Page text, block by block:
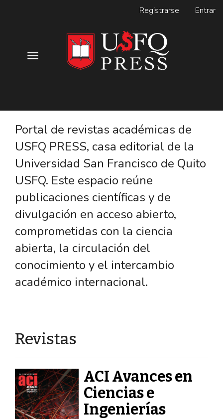
lateral
Registrarse Entrar
Toggle
Portal de revistas académicas de
USFQ PRESS, casa editorial de la
Universidad San Francisco de Quito
USFQ. Este espacio reúne
publicaciones científicas y de
divulgación en acceso abierto,
comprometidas con la ciencia
abierta, la circulación del
conocimiento y el intercambio
académico internacional.
Revistas
ACI Avances en
Ciencias e
Ingenierías